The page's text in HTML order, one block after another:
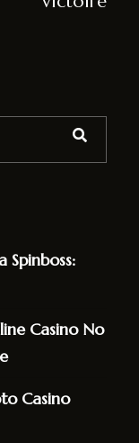
Casino No
Casino